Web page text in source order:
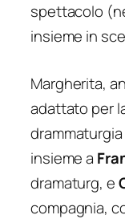
spettacolo
insieme in
Margherita,
adattato per
insieme a
dramaturg, e
compagnia,